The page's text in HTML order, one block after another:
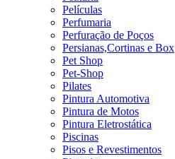
Películas
Perfumaria
Perfuração de Poços
Persianas,Cortinas e Box
Pet Shop
Pet-Shop
Pilates
Pintura Automotiva
Pintura de Motos
Pintura Eletrostática
Piscinas
Pisos e Revestimentos